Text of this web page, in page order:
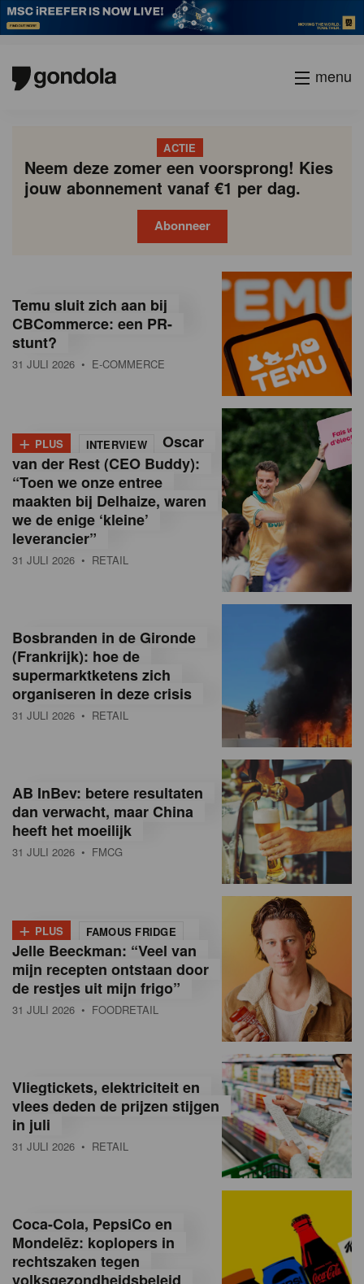
menu
ACTIE
Neem deze zomer een voorsprong! Kies
jouw abonnement vanaf €1 per dag.
Abonneer
o
n
d
a
M
a
g
a
n
e
a
n
B
e
g
ë
e
Temu sluit zich aan bij
CBCommerce: een PR-
stunt?
31 JULI 2026 • E-COMMERCE
+ PLUS INTERVIEW
Oscar
van der Rest (CEO Buddy):
“Toen we onze entree
maakten bij Delhaize, waren
we de enige ‘kleine’
leverancier”
31 JULI 2026 • RETAIL
Bosbranden in de Gironde
(Frankrijk): hoe de
supermarktketens zich
organiseren in deze crisis
31 JULI 2026 • RETAIL
AB InBev: betere resultaten
dan verwacht, maar China
heeft het moeilijk
31 JULI 2026 • FMCG
+ PLUS FAMOUS FRIDGE
Jelle Beeckman: “Veel van
mijn recepten ontstaan door
de restjes uit mijn frigo”
31 JULI 2026 • FOODRETAIL
Vliegtickets, elektriciteit en
vlees deden de prijzen stijgen
in juli
31 JULI 2026 • RETAIL
Coca-Cola, PepsiCo en
Mondelēz: koplopers in
rechtszaken tegen
volksgezondheidsbeleid